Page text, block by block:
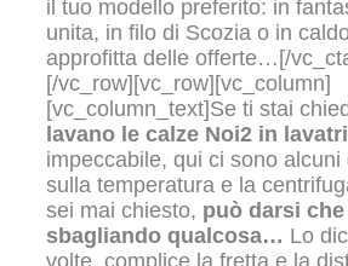
il tuo modello preferito: in
unita, in filo di Scozia o in
approfitta delle offerte…[/
[/vc_row][vc_row][vc_column]
[vc_column_text]Se ti stai
lavano le calze Noi2 in
impeccabile, qui ci sono alcuni
sulla temperatura e la
sei mai chiesto, può darsi
sbagliando qualcosa… Lo
volte, complice la fretta e la